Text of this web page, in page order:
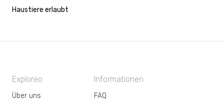
Haustiere erlaubt
Exploreo
Über uns
Informationen
FAQ